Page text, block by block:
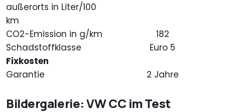
außerorts in Liter/100
km
CO2-Emission in g/km
182
Schadstoffklasse
Euro 5
Fixkosten
Garantie
2 Jahre
Bildergalerie: VW CC im Test